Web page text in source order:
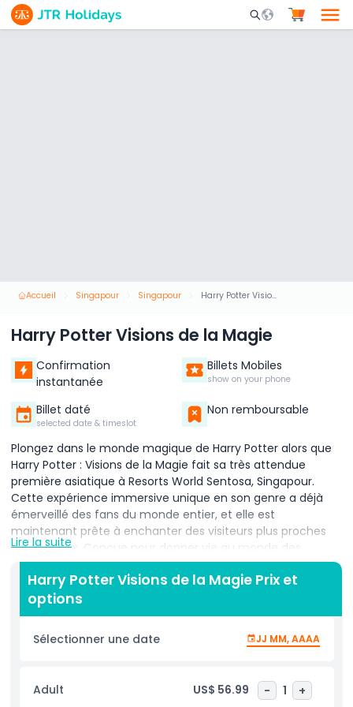
Mobile Search
Accueil Singapour Singapour Harry Potter Visions de la Magie
Harry Potter Visions de la Magie
Confirmation
instantanée
Billets Mobiles
show on your phone
Billet daté
selected date & timeslot
Non remboursable
Plongez dans le monde magique de Harry Potter alors que
Harry Potter : Visions de la Magie fait sa très attendue
première asiatique à Resorts World Sentosa, Singapour.
Cette expérience immersive unique en son genre a déjà
émerveillé des fans du monde entier, et elle est
maintenant prête à enchanter des visiteurs plus proches
de chez eux. Conçue pour donner vie au monde des
sorciers, l'expérience utilise une technologie interactive de
pointe, des visuels époustouflants et des environnements
richement détaillés qui vous donnent l'impression d'être
véritablement entré dans les histoires. Au fil de votre
parcours dans l'attraction, vous explorerez 10 espaces
distincts et soigneusement conçus, chacun rempli
cinématographiques et d'ambiances sonores originales qui
créent l'atmosphère parfaite. Parcourez des lieux
Lire la suite
Harry Potter Visions de la Magie Prix et
options
Sélectionner une date JJ MM, AAAA
Adult US$ 56.99 - 1 +